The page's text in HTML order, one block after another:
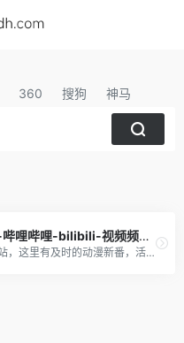
360 搜狗 神马
B站创作中心投稿后台页面-哔哩哔哩-bilibili-视频频道介绍-优缺点分析-新手攻略
bilibili是国内知名的视频弹幕网站，这里有及时的动漫新番，活跃的ACG氛围，有创意的Up主。大家可以在这里找到许多欢乐。